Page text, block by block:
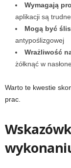
Wymagają
aplikacji są
Mogą być
antypoślizgowej
Wrażliwość
żółknąć w
Warto te kwestie
prac.